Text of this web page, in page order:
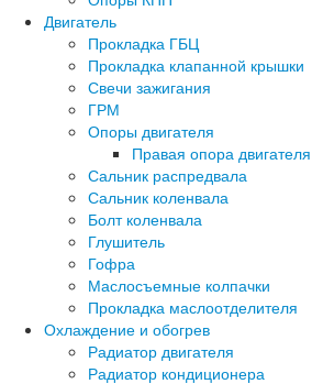
Двигатель
Прокладка ГБЦ
Прокладка клапанной крышки
Свечи зажигания
ГРМ
Опоры двигателя
Правая опора двигателя
Сальник распредвала
Сальник коленвала
Болт коленвала
Глушитель
Гофра
Маслосъемные колпачки
Прокладка маслоотделителя
Охлаждение и обогрев
Радиатор двигателя
Радиатор кондиционера